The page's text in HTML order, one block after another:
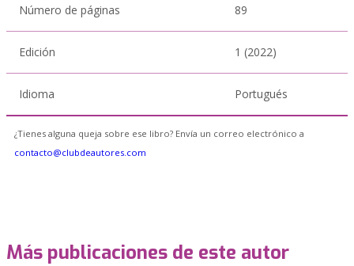
Número de páginas 89
Edición 1 (2022)
Idioma Portugués
¿Tienes alguna queja sobre ese libro? Envía un correo electrónico a
contacto@clubdeautores.com
Más publicaciones de este autor